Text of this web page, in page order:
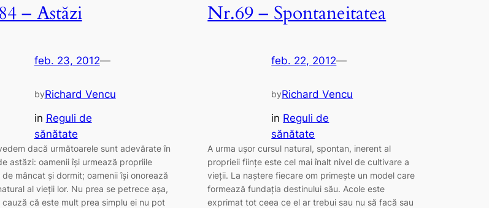
– Astăzi
feb. 23, 2012—
byRichard Vencu
in Reguli de
sănătate
dacă următoarele sunt adevărate în
astăzi: oamenii îşi urmează propriile
de mâncat şi dormit; oamenii îşi onorează
al vieţii lor. Nu prea se petrece aşa,
cauză că este mult prea simplu ei nu pot
Nr.69 – Spontaneitatea
feb. 22, 2012—
byRichard Vencu
in Reguli de
sănătate
A urma uşor cursul natural, spontan, inerent al
proprieii fiinţe este cel mai înalt nivel de cultivare a
vieţii. La naştere fiecare om primeşte un model care
formează fundaţia destinului său. Acole este
exprimat tot ceea ce el ar trebui sau nu să facă sau